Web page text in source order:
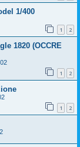
1/400
1 2
1820 (OCCRE
1 2
1 2